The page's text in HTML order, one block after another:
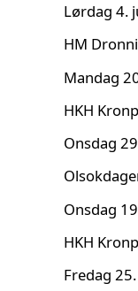
Lørdag 4.
HM
Mandag
HKH
Onsdag
Onsdag
HKH
Fredag